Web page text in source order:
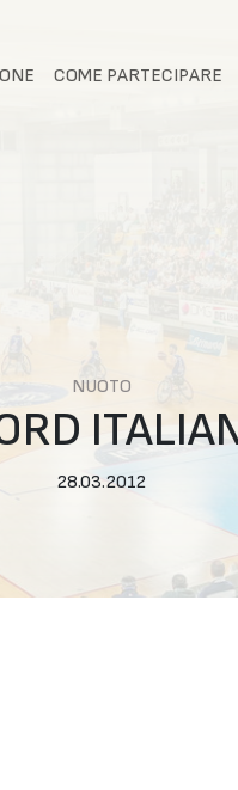
COME PARTECIPARE
NUOTO
28.03.2012